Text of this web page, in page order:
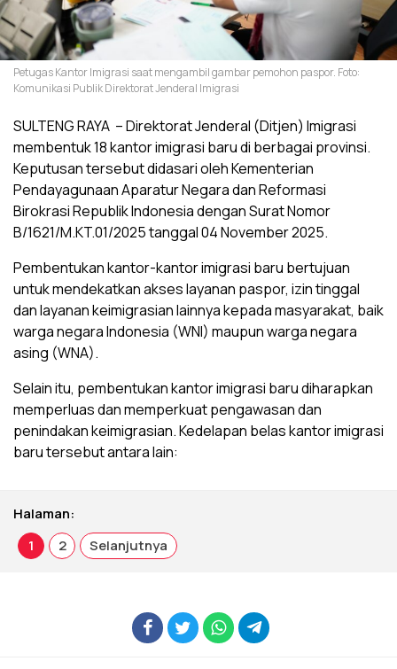
Petugas Kantor Imigrasi saat mengambil gambar pemohon paspor. Foto:
Komunikasi Publik Direktorat Jenderal Imigrasi
SULTENG RAYA – Direktorat Jenderal (Ditjen) Imigrasi
membentuk 18 kantor imigrasi baru di berbagai provinsi.
Keputusan tersebut didasari oleh Kementerian
Pendayagunaan Aparatur Negara dan Reformasi
Birokrasi Republik Indonesia dengan Surat Nomor
B/1621/M.KT.01/2025 tanggal 04 November 2025.
Pembentukan kantor-kantor imigrasi baru bertujuan
untuk mendekatkan akses layanan paspor, izin tinggal
dan layanan keimigrasian lainnya kepada masyarakat, baik
warga negara Indonesia (WNI) maupun warga negara
asing (WNA).
Selain itu, pembentukan kantor imigrasi baru diharapkan
memperluas dan memperkuat pengawasan dan
penindakan keimigrasian. Kedelapan belas kantor imigrasi
baru tersebut antara lain:
Halaman:
1
2 Selanjutnya